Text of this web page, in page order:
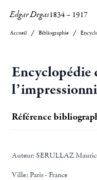
Edgar Degas1834– 1917
Accueil Bibliographie
Encyclopédie
Référence
Auteur: SERULLAZ
Ville: Paris - France